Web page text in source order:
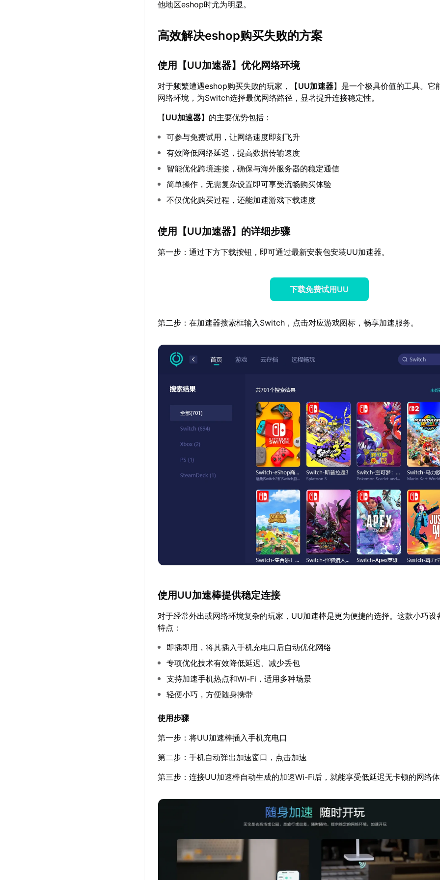
他地区eshop时尤为明显。
高效解决eshop购买失败的方案
使用【UU加速器】优化网络环境
对于频繁遭遇eshop购买失败的玩家，【UU加速器】是一个极具价值的工具。它
网络环境，为Switch选择最优网络路径，显著提升连接稳定性。
【UU加速器】的主要优势包括：
可参与免费试用，让网络速度即刻飞升
有效降低网络延迟，提高数据传输速度
智能优化跨境连接，确保与海外服务器的稳定通信
简单操作，无需复杂设置即可享受流畅购买体验
不仅优化购买过程，还能加速游戏下载速度
使用【UU加速器】的详细步骤
第一步：通过下方下载按钮，即可通过最新安装包安装UU加速器。
下载免费试用UU
第二步：在加速器搜索框输入Switch，点击对应游戏图标，畅享加速服务。
使用UU加速棒提供稳定连接
对于经常外出或网络环境复杂的玩家，UU加速棒是更为便捷的选择。这款小巧设
特点：
即插即用，将其插入手机充电口后自动优化网络
专项优化技术有效降低延迟、减少丢包
支持加速手机热点和Wi-Fi，适用多种场景
轻便小巧，方便随身携带
使用步骤
第一步：将UU加速棒插入手机充电口
第二步：手机自动弹出加速窗口，点击加速
第三步：连接UU加速棒自动生成的加速Wi-Fi后，就能享受低延迟无卡顿的网络